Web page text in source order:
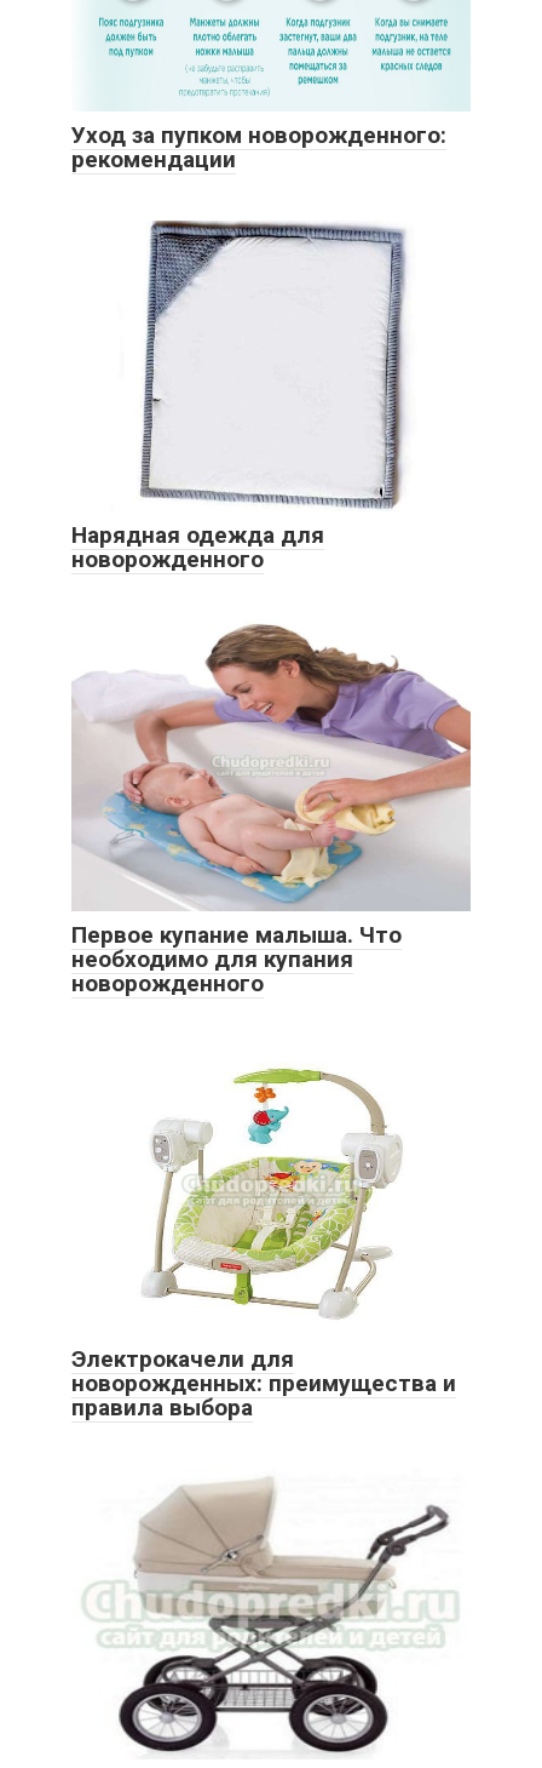
Уход за пупком новорожденного:
рекомендации
Нарядная одежда для
новорожденного
Первое купание малыша. Что
необходимо для купания
новорожденного
Электрокачели для
новорожденных: преимущества и
правила выбора